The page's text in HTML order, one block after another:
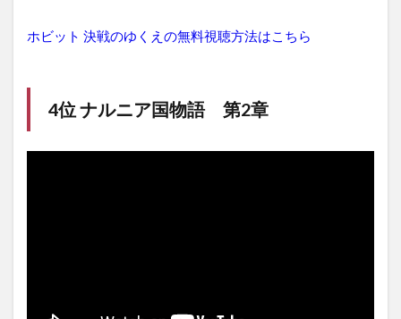
ホビット 決戦のゆくえの無料視聴方法はこちら
4位 ナルニア国物語 第2章